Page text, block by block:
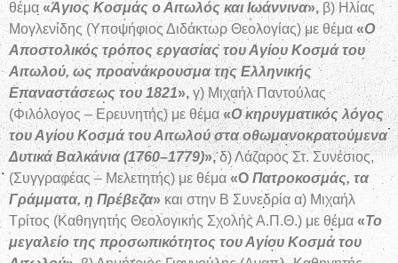
θέμα «Άγιος Κοσμάς ο Αιτωλός και Ιωάννινα», β) Ηλίας
Μογλενίδης (Υποψήφιος Διδάκτωρ Θεολογίας) με θέμα«Ο
Αποστολικός τρόπος εργασίας του Αγίου Κοσμά του
Αιτωλού, ως προανάκρουσμα της Ελληνικής
Επαναστάσεως του 1821», γ) Μιχαήλ Παντούλας
(Φιλόλογος – Ερευνητής) με θέμα «Ο κηρυγματικός λόγος
του Αγίου Κοσμά του Αιτωλού στα οθωμανοκρατούμενα
Δυτικά Βαλκάνια (1760–1779)»,δ) Λάζαρος Στ. Συνέσιος,
(Συγγραφέας – Μελετητής) με θέμα«Ο Πατροκοσμάς, τα
Γράμματα, η Πρέβεζα» και στην Β Συνεδρία α) Μιχαήλ
Τρίτος (Καθηγητής Θεολογικής Σχολής Α.Π.Θ.) με θέμα «Το
μεγαλείο της προσωπικότητος του Αγίου Κοσμά του